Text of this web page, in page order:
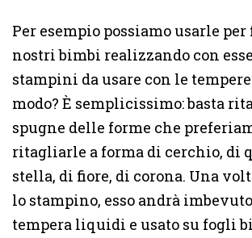
Per esempio possiamo usarle
nostri bimbi realizzando con
stampini da usare con le
modo? È semplicissimo: basta
spugne delle forme che
ritagliarle a forma di cerchio, di
stella, di fiore, di corona. Una
lo stampino, esso andrà
tempera liquidi e usato su fogli